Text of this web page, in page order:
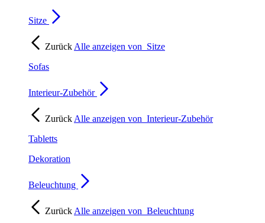
Sitze
Zurück Alle anzeigen von Sitze
Sofas
Interieur-Zubehör
Zurück Alle anzeigen von Interieur-Zubehör
Tabletts
Dekoration
Beleuchtung
Zurück Alle anzeigen von Beleuchtung